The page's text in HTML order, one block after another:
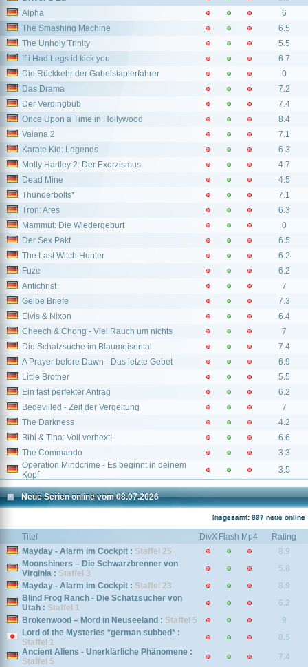
Alpha
6
The Smashing Machine
6.5
The Unholy Trinity
5.5
If i Had Legs id kick you
6.7
Die Rückkehr der Gabelstaplerfahrer
0
Das Drama
7.2
Der Verdingbub
7.4
Once Upon a Time in Hollywood
8.4
Vaiana 2
7.1
Karate Kid: Legends
6.3
Molly Hartley 2: Der Exorzismus
4.7
Dead Mine
4.5
Thunderbolts*
7.1
Tron: Ares
6.3
Mammut: Die Wiedergeburt
0
Der Sex Pakt
6.5
The Last Witch Hunter
6.2
Fuze
6.2
Antichrist
7
Gelbe Briefe
7.3
Elvis & Nixon
6.4
Cheech & Chong - Viel Rauch um nichts
7
Die Schatzsuche im Blaumeisental
7.4
A Prayer before Dawn - Das letzte Gebet
6.9
Little Brother
5.5
Ein fast perfekter Antrag
6.2
Bedevilled - Zeit der Vergeltung
7
The Darkness
4.2
Bibi & Tina: Voll verhext!
6.6
The Commando
3.3
Operation Mindcrime - Es beginnt in deinem
Kopf
3.5
Neue Serien online vom 08.07.2026
Insgesamt: 897 neue online
Titel DivX Flash Mp4
Rating
Mayday - Alarm im Cockpit : Staffel 25
8.9
Moonshiners – Die Schwarzbrenner von
Virginia : Staffel 3
5.8
Mayday - Alarm im Cockpit : Staffel 23
8.9
Blind Frog Ranch - Die Schatzsucher von
Utah : Staffel 1
6.2
Brokenwood – Mord in Neuseeland : Staffel 5
9
Lord of the Mysteries *german subbed* :
Staffel 1
8.5
Ancient Aliens - Unerklärliche Phänomene :
Staffel 5
7.4